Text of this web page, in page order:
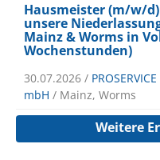
Hausmeister (m/w/
unsere
Mainz & Worms in
Wochenstunden)
30.07.2026 /
mbH / Mainz, Worms
Weitere